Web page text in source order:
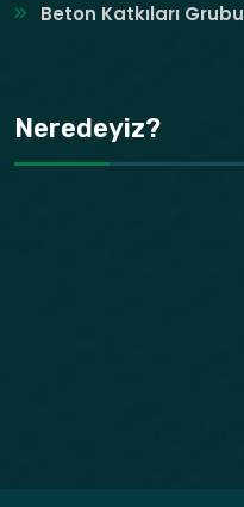
Beton Katkıları Grubu
Neredeyiz?